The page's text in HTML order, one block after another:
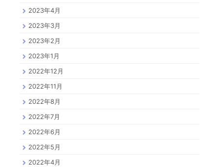
2023年4月
2023年3月
2023年2月
2023年1月
2022年12月
2022年11月
2022年8月
2022年7月
2022年6月
2022年5月
2022年4月